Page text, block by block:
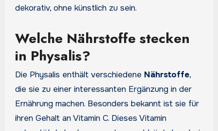
dekorativ, ohne künstlich zu sein.
Welche Nährstoffe stecken
in Physalis?
Die Physalis enthält verschiedene Nährstoffe,
die sie zu einer interessanten Ergänzung in der
Ernährung machen. Besonders bekannt ist sie für
ihren Gehalt an Vitamin C. Dieses Vitamin